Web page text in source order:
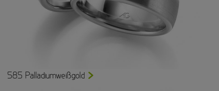
585 Palladiumweißgold